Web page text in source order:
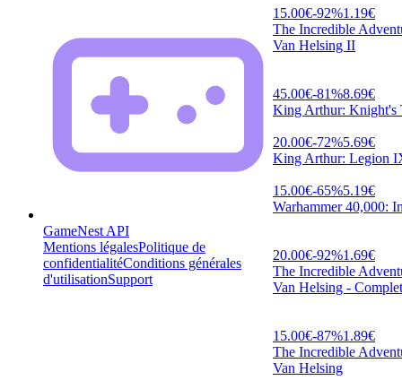
GameNest API
Mentions légalesPolitique de
confidentialitéConditions générales
d'utilisationSupport
15.00€-92%1.19€
The Incredible
Van Helsing II
45.00€-81%8.69€
King Arthur: Knight's
20.00€-72%5.69€
King Arthur: Legion
15.00€-65%5.19€
Warhammer 40,000:
20.00€-92%1.69€
The Incredible
Van Helsing -
15.00€-87%1.89€
The Incredible
Van Helsing